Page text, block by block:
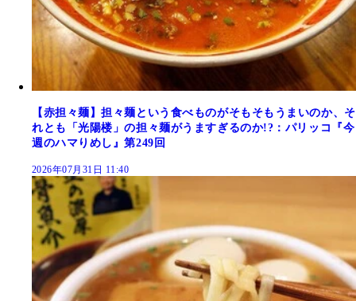
【赤担々麺】担々麺という食べものがそもそもうまいのか、そ
れとも「光陽楼」の担々麺がうますぎるのか!?：パリッコ『今
週のハマりめし』第249回
2026年07月31日 11:40